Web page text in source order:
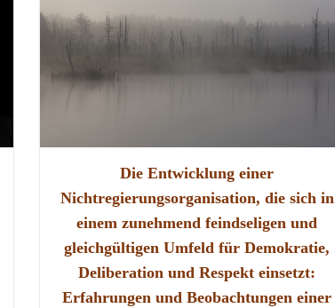
Die Entwicklung einer
Nichtregierungsorganisation, die sich in
einem zunehmend feindseligen und
gleichgültigen Umfeld für Demokratie,
Deliberation und Respekt einsetzt:
Erfahrungen und Beobachtungen einer